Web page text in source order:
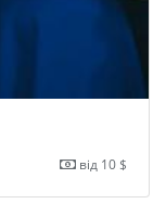
від 10 $